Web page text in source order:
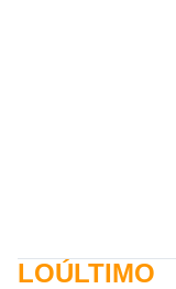
LOÚLTIMO